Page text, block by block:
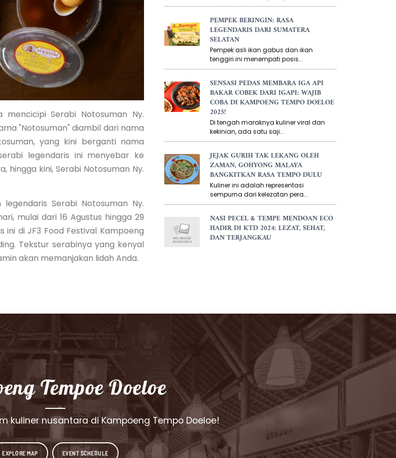
Serabi Notosuman Ny.
"Notosuman" diambil dari nama
yang kini berganti nama
legendaris ini menyebar ke
hingga kini, Serabi Notosuman Ny.
Serabi Notosuman Ny.
mulai dari 16 Agustus hingga 29
di JF3 Food Festival Kampoeng
Tekstur serabinya yang kenyal
akan memanjakan lidah Anda.
PEMPEK BERINGIN: RASA
LEGENDARIS DARI SUMATERA
SELATAN
Pempek asli ikan gabus dan ikan
tenggiri ini menempati posis...
SENSASI PEDAS MEMBARA IGA API
BAKAR COBEK DARI IGAPI: WAJIB
COBA DI KAMPOENG TEMPO DOELOE
2025!
Di tengah maraknya kuliner viral dan
kekinian, ada satu saji...
JEJAK GURIH TAK LEKANG OLEH
ZAMAN, GOHYONG MALAYA
BANGKITKAN RASA TEMPO DULU
Kuliner ini adalah representasi
sempurna dari kelezatan pera...
NASI PECEL & TEMPE MENDOAN ECO
HADIR DI KTD 2024: LEZAT, SEHAT,
DAN TERJANGKAU
Tempoe Doeloe
kuliner nusantara di Kampoeng Tempo Doeloe!
EXPLORE MAP EVENT SCHEDULE